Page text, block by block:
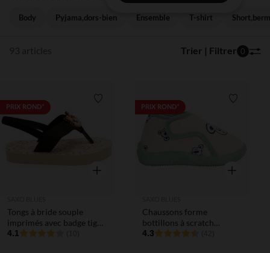
Body Pyjama,dors-bien Ensemble T-shirt
Trier | Filtrer 0
PRIX ROND* Liste de souhaits
Aperçu rapide
Tongs à bride souple
imprimés avec badge tigre
pour bébé garçon
4.1
PRIX ROND*
Aperçu
Chaussons forme
bottillons à scratch
imprimé koalas pour bébé
4.3